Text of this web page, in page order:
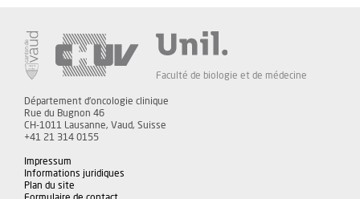
Faculté de biologie et de médecine
Département d'oncologie clinique
Rue du Bugnon 46
CH-1011 Lausanne, Vaud, Suisse
+41 21 314 0155
Impressum
Informations juridiques
Plan du site